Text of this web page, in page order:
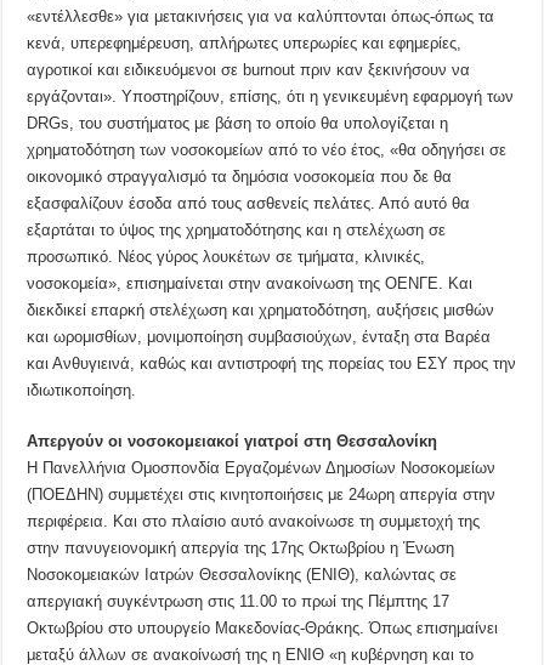
«εντέλλεσθε» για μετακινήσεις για να καλύπτονται όπως-όπως τα
κενά, υπερεφημέρευση, απλήρωτες υπερωρίες και εφημερίες,
αγροτικοί και ειδικευόμενοι σε burnout πριν καν ξεκινήσουν να
εργάζονται». Υποστηρίζουν, επίσης, ότι η γενικευμένη εφαρμογή των
DRGs, του συστήματος με βάση το οποίο θα υπολογίζεται η
χρηματοδότηση των νοσοκομείων από το νέο έτος, «θα οδηγήσει σε
οικονομικό στραγγαλισμό τα δημόσια νοσοκομεία που δε θα
εξασφαλίζουν έσοδα από τους ασθενείς πελάτες. Από αυτό θα
εξαρτάται το ύψος της χρηματοδότησης και η στελέχωση σε
προσωπικό. Νέος γύρος λουκέτων σε τμήματα, κλινικές,
νοσοκομεία», επισημαίνεται στην ανακοίνωση της ΟΕΝΓΕ. Και
διεκδικεί επαρκή στελέχωση και χρηματοδότηση, αυξήσεις μισθών
και ωρομισθίων, μονιμοποίηση συμβασιούχων, ένταξη στα Βαρέα
και Ανθυγιεινά, καθώς και αντιστροφή της πορείας του ΕΣΥ προς την
ιδιωτικοποίηση.
Απεργούν οι νοσοκομειακοί γιατροί στη Θεσσαλονίκη
Η Πανελλήνια Ομοσπονδία Εργαζομένων Δημοσίων Νοσοκομείων
(ΠΟΕΔΗΝ) συμμετέχει στις κινητοποιήσεις με 24ωρη απεργία στην
περιφέρεια. Και στο πλαίσιο αυτό ανακοίνωσε τη συμμετοχή της
στην πανυγειονομική απεργία της 17ης Οκτωβρίου η Ένωση
Νοσοκομειακών Ιατρών Θεσσαλονίκης (ΕΝΙΘ), καλώντας σε
απεργιακή συγκέντρωση στις 11.00 το πρωί της Πέμπτης 17
Οκτωβρίου στο υπουργείο Μακεδονίας-Θράκης. Όπως επισημαίνει
μεταξύ άλλων σε ανακοίνωσή της η ΕΝΙΘ «η κυβέρνηση και το